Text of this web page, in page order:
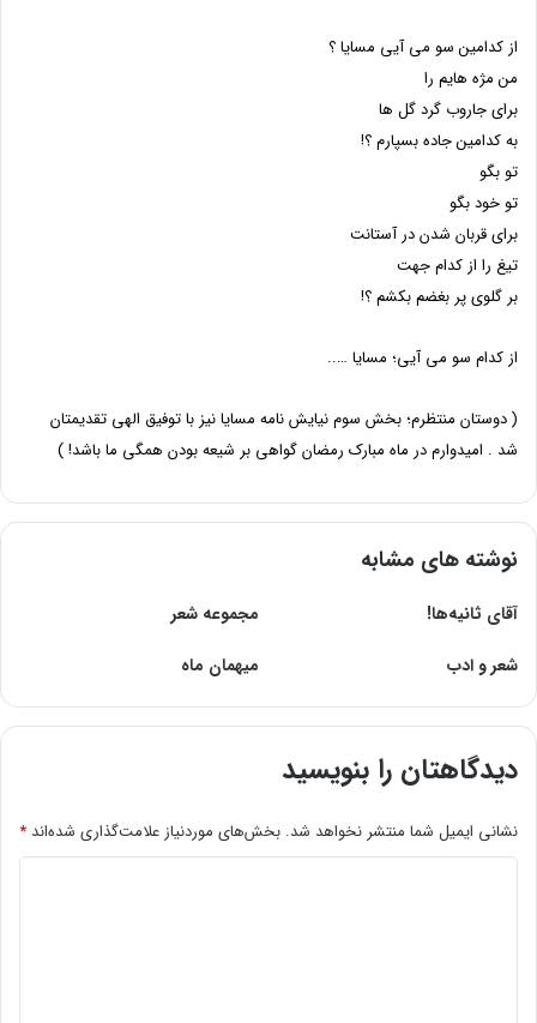
از کدامین سو مى آیى مسایا ؟
من مژه هایم را
براى جاروب گرد گل ها
به کدامین جاده بسپارم ؟!
تو بگو
تو خود بگو
براى قربان شدن در آستانت
تیغ را از کدام جهت
بر گلوى پر بغضم بکشم ؟!
از کدام سو مى آیى؛ مسایا …..
( دوستان منتظرم؛ بخش سوم نیایش نامه مسایا نیز با توفیق الهى تقدیمتان
شد . امیدوارم در ماه مبارک رمضان گواهى بر شیعه بودن همگى ما باشد! )
نوشته های مشابه
آقای ثانیه‌ها!
مجموعه شعر
شعر و ادب
میهمان ماه
دیدگاهتان را بنویسید
نشانی ایمیل شما منتشر نخواهد شد. بخش‌های موردنیاز علامت‌گذاری شده‌اند *